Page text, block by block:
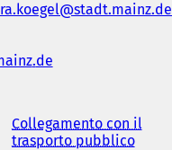
stadt.mainz de
de
Collegamento con il
trasporto pubblico(